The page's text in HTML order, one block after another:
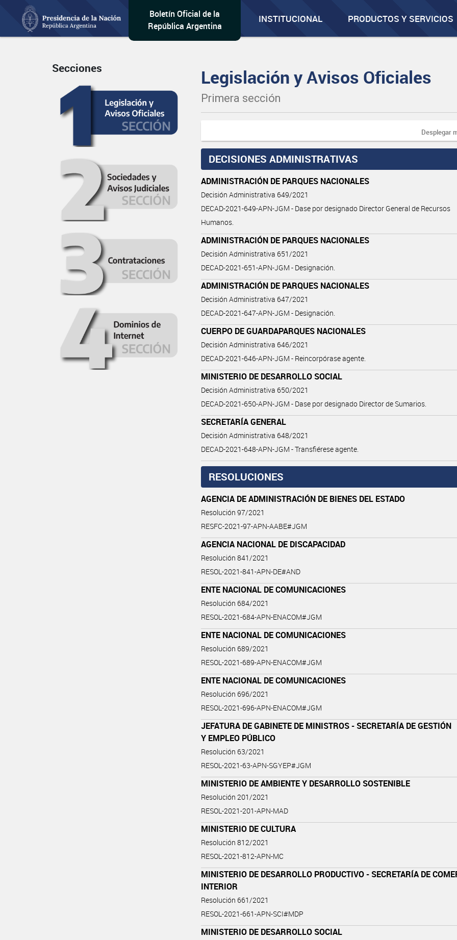
Boletín Oficial de la
República Argentina
INSTITUCIONAL PRODUCTOS Y SERVICIOS
Secciones Legislación y Avisos Oficiales
Primera sección
Desplegar
DECISIONES ADMINISTRATIVAS
ADMINISTRACIÓN DE PARQUES NACIONALES
Decisión Administrativa 649/2021
DECAD-2021-649-APN-JGM - Dase por designado Director General de Recursos
Humanos.
ADMINISTRACIÓN DE PARQUES NACIONALES
Decisión Administrativa 651/2021
DECAD-2021-651-APN-JGM - Designación.
ADMINISTRACIÓN DE PARQUES NACIONALES
Decisión Administrativa 647/2021
DECAD-2021-647-APN-JGM - Designación.
CUERPO DE GUARDAPARQUES NACIONALES
Decisión Administrativa 646/2021
DECAD-2021-646-APN-JGM - Reincorpórase agente.
MINISTERIO DE DESARROLLO SOCIAL
Decisión Administrativa 650/2021
DECAD-2021-650-APN-JGM - Dase por designado Director de Sumarios.
SECRETARÍA GENERAL
Decisión Administrativa 648/2021
DECAD-2021-648-APN-JGM - Transfiérese agente.
RESOLUCIONES
AGENCIA DE ADMINISTRACIÓN DE BIENES DEL ESTADO
Resolución 97/2021
RESFC-2021-97-APN-AABE#JGM
AGENCIA NACIONAL DE DISCAPACIDAD
Resolución 841/2021
RESOL-2021-841-APN-DE#AND
ENTE NACIONAL DE COMUNICACIONES
Resolución 684/2021
RESOL-2021-684-APN-ENACOM#JGM
ENTE NACIONAL DE COMUNICACIONES
Resolución 689/2021
RESOL-2021-689-APN-ENACOM#JGM
ENTE NACIONAL DE COMUNICACIONES
Resolución 696/2021
RESOL-2021-696-APN-ENACOM#JGM
JEFATURA DE GABINETE DE MINISTROS - SECRETARÍA DE GESTIÓN
Y EMPLEO PÚBLICO
Resolución 63/2021
RESOL-2021-63-APN-SGYEP#JGM
MINISTERIO DE AMBIENTE Y DESARROLLO SOSTENIBLE
Resolución 201/2021
RESOL-2021-201-APN-MAD
MINISTERIO DE CULTURA
Resolución 812/2021
RESOL-2021-812-APN-MC
MINISTERIO DE DESARROLLO PRODUCTIVO - SECRETARÍA DE
INTERIOR
Resolución 661/2021
RESOL-2021-661-APN-SCI#MDP
MINISTERIO DE DESARROLLO SOCIAL